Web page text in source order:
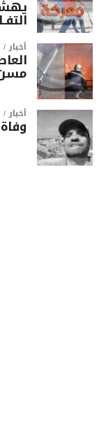
أخبار
أخبار